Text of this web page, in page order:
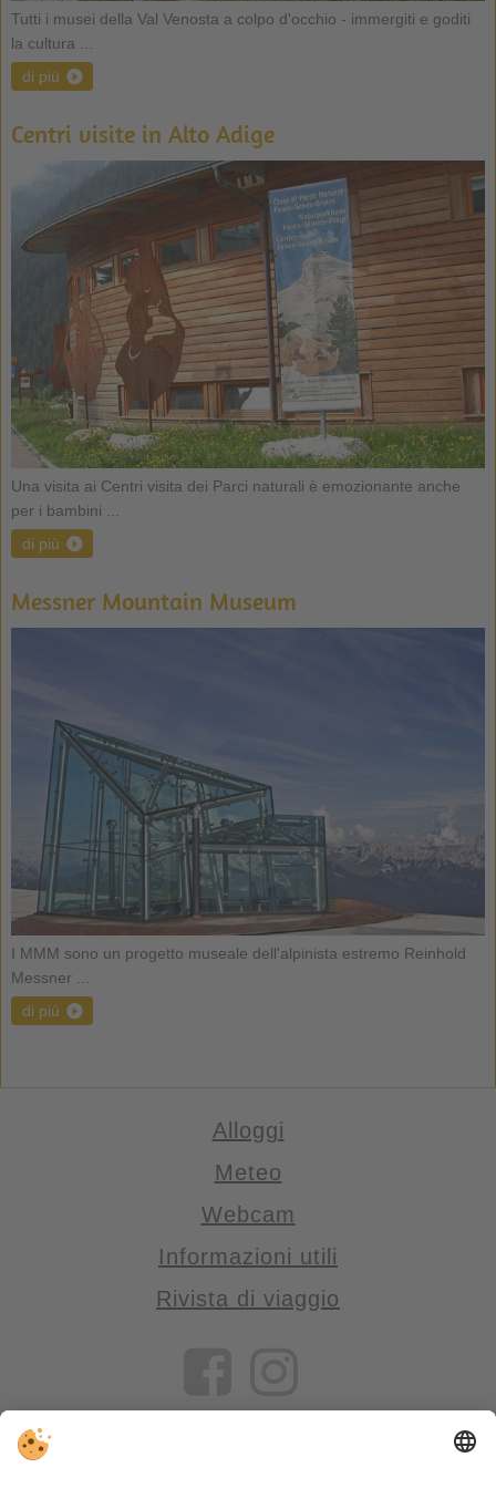
Tutti i musei della Val Venosta a colpo d'occhio - immergiti e goditi
la cultura ...
di più
Centri visite in Alto Adige
Una visita ai Centri visita dei Parci naturali è emozionante anche
per i bambini ...
di più
Messner Mountain Museum
I MMM sono un progetto museale dell'alpinista estremo Reinhold
Messner ...
di più
Alloggi
Meteo
Webcam
Informazioni utili
Rivista di viaggio